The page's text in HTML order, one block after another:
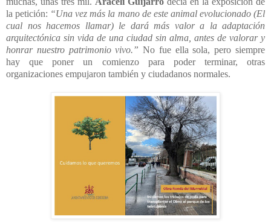
la petición: “Una vez más la mano de este animal evolucionado (El
cual nos hacemos llamar) le dará más valor a la adaptación
arquitectónica sin vida de una ciudad sin alma, antes de valorar y
honrar nuestro patrimonio vivo.” No fue ella sola, pero siempre
hay que poner un comienzo para poder terminar, otras
organizaciones empujaron también y ciudadanos normales.